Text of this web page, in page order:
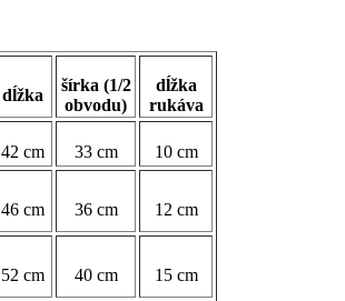
dĺžka
šírka (1/2
obvodu)
dĺžka
rukáva
42 cm 33 cm 10 cm
46 cm 36 cm 12 cm
52 cm 40 cm 15 cm